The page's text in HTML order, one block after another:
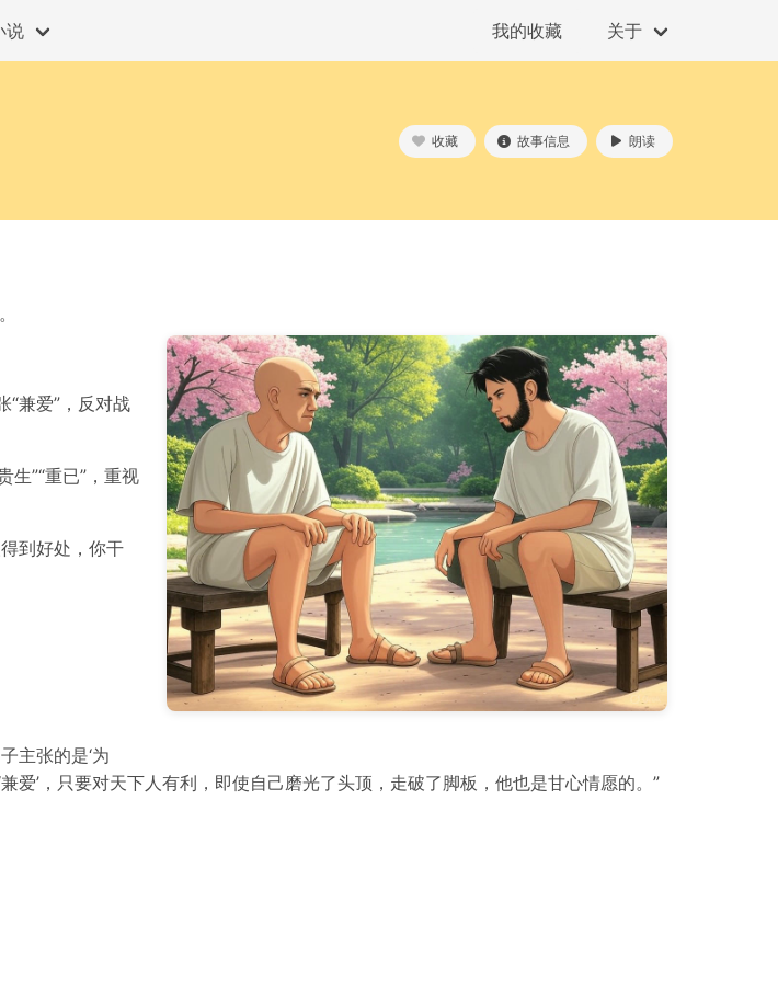
说 我的收藏 关于
收藏 故事信息 朗读
“兼爱”，反对战
生”“重已”，重视
到好处，你干
主张的是‘为
爱’，只要对天下人有利，即使自己磨光了头顶，走破了脚板，他也是甘心情愿的。”